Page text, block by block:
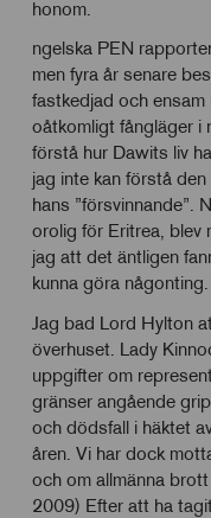
honom.
ngelska PEN
men fyra år senare
fastkedjad och ensam
oåtkomligt fångläger i
förstå hur Dawits liv
jag inte kan förstå
hans ”försvinnande”.
orolig för Eritrea, blev
jag att det äntligen
kunna göra någonting.
Jag bad Lord Hylton
överhuset. Lady
uppgifter om
gränser angående
och dödsfall i häktet
åren. Vi har dock
och om allmänna
2009) Efter att ha